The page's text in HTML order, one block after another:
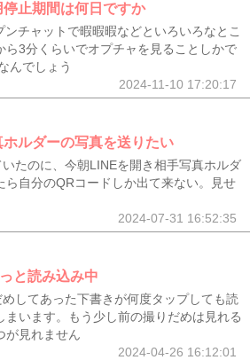
停止期間は何日ですか
ンチャットで暇暇暇などといろいろなとこ
ら3分くらいでオプチャを見ることしかで
んでしょう
2024-11-10 17:20:17
ホルダーの写真を送りたい
いたのに、今朝LINEを開き相手写真ホルダ
ら自分のQRコードしか出て来ない。見せ
2024-07-31 16:52:35
と読み込み中
してあった下書きが何度タップしても読
います。もう少し前の撮りだめは見れる
が見れません
2024-04-26 16:12:01